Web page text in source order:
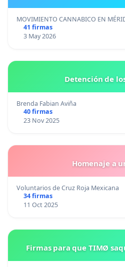
MOVIMIENTO CANNABICO EN
41 firmas
3 May 2026
Detención de
Brenda Fabian Aviña
40 firmas
23 Nov 2025
Homenaje a
Voluntarios de Cruz Roja Mexicana
34 firmas
11 Oct 2025
Firmas para que TIMØ